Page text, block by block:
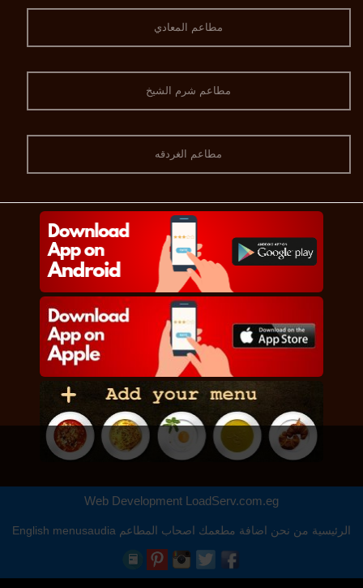
مطاعم المعادي
مطاعم شرم الشيخ
مطاعم الغردقه
Web Development LoadServ.com.eg
الرئيسية من نحن اضافة مطعمك اصحاب المطاعم menusaudia
English